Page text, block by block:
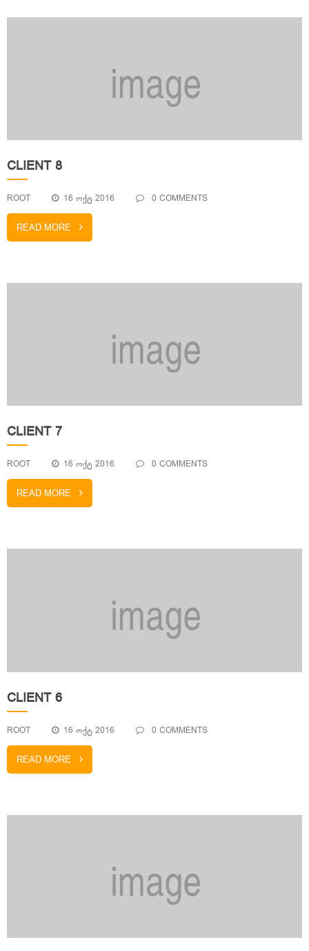
CLIENT 8
ROOT 16 ᲝᲥᲢ 2016 0 COMMENTS
READ MORE
CLIENT 7
ROOT 16 ᲝᲥᲢ 2016 0 COMMENTS
READ MORE
CLIENT 6
ROOT 16 ᲝᲥᲢ 2016 0 COMMENTS
READ MORE